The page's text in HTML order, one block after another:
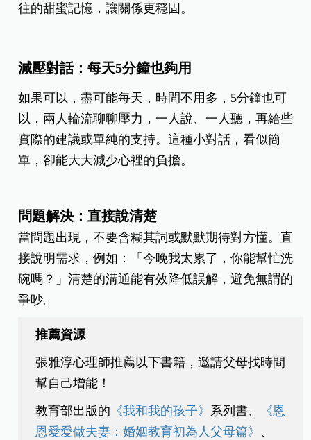
往的甜蜜記憶，讓關係更穩固。
減壓對話：每天5分鐘也夠用
如果可以，盡可能每天，時間不用多，5分鐘也可
以，兩人輪流聊聊壓力，一人說、一人聽，再給些
實際的建議或單純的支持。這種小對話，看似簡
單，卻能大大減少心裡的負擔。
問題解決：直接說清楚
當問題出現，不要含糊其詞或默默期待對方懂。直
接說明需求，例如：「今晚我太累了，你能幫忙洗
碗嗎？」清楚的溝通能有效降低誤解，避免無謂的
爭吵。
推薦資源
張雅淳心理師推薦以下書籍，邀請父母找時間
幫自己增能！
教育部出版的 《我和我的孩子》 系列書、 《恩
恩愛愛做夫妻：婚姻教育初為人父母篇》 、